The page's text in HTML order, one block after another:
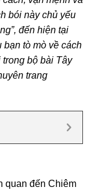
bói này chủ yếu
đến hiện tại
bạn tò mò về cách
bộ bài Tây
trang
quan đến Chiêm